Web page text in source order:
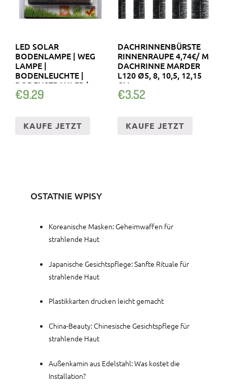
LED SOLAR
BODENLAMPE | WEG
LAMPE |
BODENLEUCHTE |
BODENSTRAHLER |
SOLARLAMPE
€9.29
KAUFE JETZT
DACHRINNENBÜRSTE
RINNENRAUPE 4,74€/ M
DACHRINNE MARDER
L120 Ø5, 8, 10,5, 12,15
CM
€3.52
KAUFE JETZT
OSTATNIE WPISY
Koreanische Masken: Geheimwaffen für
strahlende Haut
Japanische Gesichtspflege: Sanfte Rituale für
strahlende Haut
Plastikkarten drucken leicht gemacht
China-Beauty: Chinesische Gesichtspflege für
strahlende Haut
Außenkamin aus Edelstahl: Was kostet die
Installation?